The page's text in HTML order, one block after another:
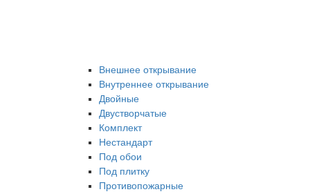
Внешнее открывание
Внутреннее открывание
Двойные
Двустворчатые
Комплект
Нестандарт
Под обои
Под плитку
Противопожарные